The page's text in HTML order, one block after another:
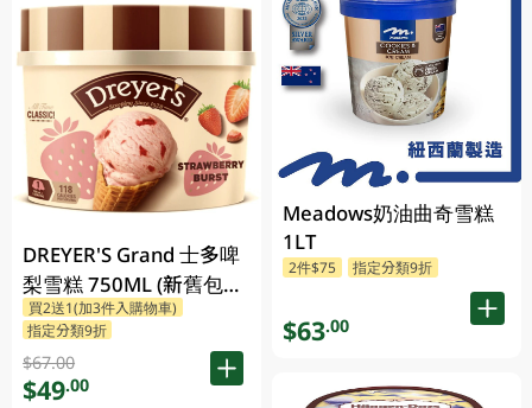
DREYER'S Grand 士多啤
梨雪糕 750ML (新舊包裝
隨機發貨)
買2送1(加3件入購物車)
指定分類9折
$67.00
$49.00
Meadows奶油曲奇雪糕
1LT
2件$75 指定分類9折
$63.00